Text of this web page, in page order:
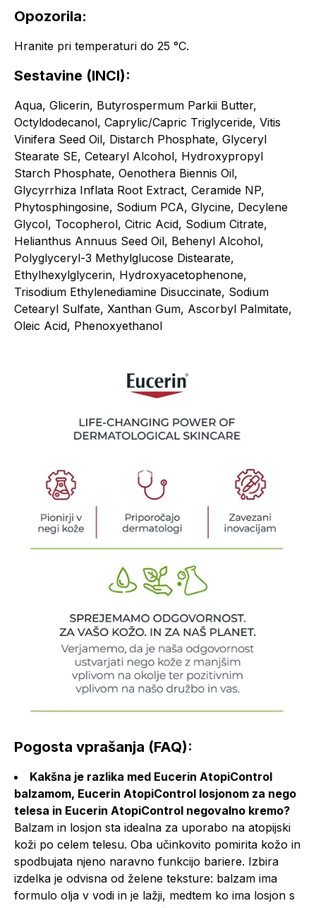
Opozorila:
Hranite pri temperaturi do 25 °C.
Sestavine (INCI):
Aqua, Glicerin, Butyrospermum Parkii Butter,
Octyldodecanol, Caprylic/Capric Triglyceride, Vitis
Vinifera Seed Oil, Distarch Phosphate, Glyceryl
Stearate SE, Cetearyl Alcohol, Hydroxypropyl
Starch Phosphate, Oenothera Biennis Oil,
Glycyrrhiza Inflata Root Extract, Ceramide NP,
Phytosphingosine, Sodium PCA, Glycine, Decylene
Glycol, Tocopherol, Citric Acid, Sodium Citrate,
Helianthus Annuus Seed Oil, Behenyl Alcohol,
Polyglyceryl-3 Methylglucose Distearate,
Ethylhexylglycerin, Hydroxyacetophenone,
Trisodium Ethylenediamine Disuccinate, Sodium
Cetearyl Sulfate, Xanthan Gum, Ascorbyl Palmitate,
Oleic Acid, Phenoxyethanol
Pogosta vprašanja (FAQ):
Kakšna je razlika med Eucerin AtopiControl
balzamom, Eucerin AtopiControl losjonom za nego
telesa in Eucerin AtopiControl negovalno kremo?
Balzam in losjon sta idealna za uporabo na atopijski
koži po celem telesu. Oba učinkovito pomirita kožo in
spodbujata njeno naravno funkcijo bariere. Izbira
izdelka je odvisna od želene teksture: balzam ima
formulo olja v vodi in je lažji, medtem ko ima losjon s